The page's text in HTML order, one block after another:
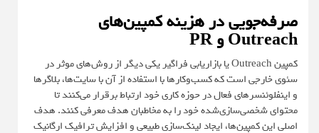
صرفه‌جویی در هزینه کمپین‌های
Outreach و PR
کمپین‌ Outreach یا بازاریابی فراگیر یکی دیگر از روش‌های موثر در
سئوی خارجی است که کسب‌وکارها با استفاده از آن با سایت‌ها، بلاگرها
و اینفلوئنسرهای فعال در حوزه کاری خود ارتباط برقرار می‌کنند تا
محتوای شخصی‌سازی‌شده خود را به مخاطبان هدف معرفی کنند. هدف
اصلی این کمپین‌ها، ایجاد لینک‌سازی طبیعی و افزایش ترافیک ارگانیک